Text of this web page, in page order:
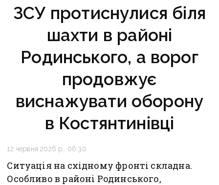
ЗСУ протиснулися біля
шахти в районі
Родинського, а ворог
продовжує
виснажувати оборону
в Костянтинівці
12 червня 2026 р., 06:30
Ситуація на східному фронті складна.
Особливо в районі Родинського,